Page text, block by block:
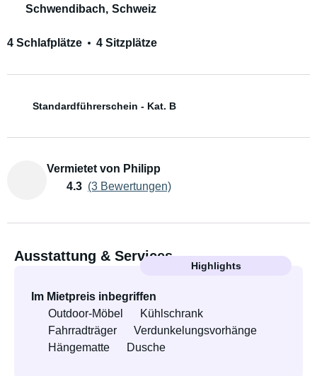
Schwendibach, Schweiz
4 Schlafplätze 4 Sitzplätze
Standardführerschein - Kat. B
Vermietet von Philipp
4.3 (3 Bewertungen)
Ausstattung & Services
Highlights
Im Mietpreis inbegriffen
Outdoor-Möbel
Kühlschrank
Fahrradträger
Verdunkelungsvorhänge
Hängematte
Dusche